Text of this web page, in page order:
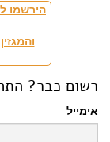
הירשמו
רשום כבר?
אימייל